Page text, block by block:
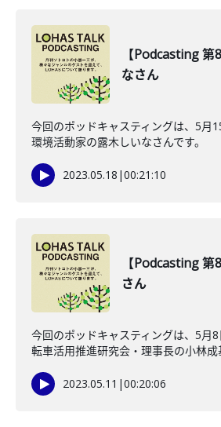
【Podcasting
なさん
今回のポッドキャスティングは、5月
環境活動家の露木しいなさんです。
2023.05.18 |00:21:10
【Podcasting
さん
今回のポッドキャスティングは、5月
転車活用推進研究会・理事長の小林成
2023.05.11 |00:20:06